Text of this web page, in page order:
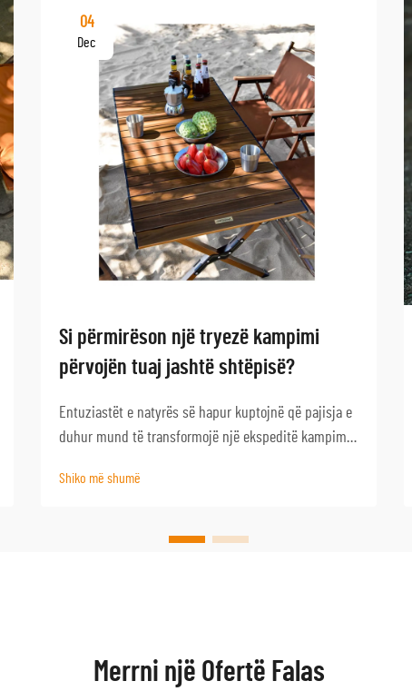
04
Dec
Si përmirëson një tryezë kampimi
përvojën tuaj jashtë shtëpisë?
Entuziastët e natyrës së hapur kuptojnë që pajisja e
duhur mund të transformojë një ekspeditë kampimi
pajisjet më të pabesuara është një tryezë kampimi e
aktivitetesh në natyrën e hapur...
Shiko më shumë
Merrni një Ofertë Falas